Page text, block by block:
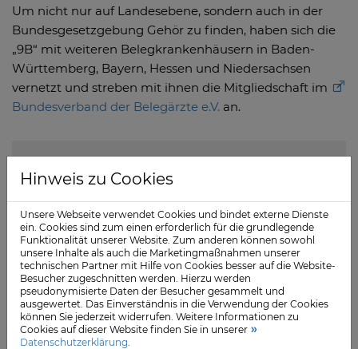
Um nicht nur auf Landesebene, sondern auch in der
Bundesgesetzgebung Gehör zu finden, haben sich die
„9B“ mit weiteren Belegkrankenhäusern in Baden-
Württemberg, Bayern, Hessen und Niedersachsen
vernetzt und streben mit ihnen die Mitgliedschaft im
Bundesverband der Belegärzte e.V. an.
Zum Anzeigen des externen Inhalts
benötigen wir Ihre
Einwilligung zum Setzen von Cookies
Hinweis zu Cookies
Unsere Webseite verwendet Cookies und bindet externe Dienste
ein. Cookies sind zum einen erforderlich für die grundlegende
Funktionalität unserer Website. Zum anderen können sowohl
unsere Inhalte als auch die Marketingmaßnahmen unserer
technischen Partner mit Hilfe von Cookies besser auf die Website-
Besucher zugeschnitten werden. Hierzu werden
pseudonymisierte Daten der Besucher gesammelt und
ausgewertet. Das Einverständnis in die Verwendung der Cookies
können Sie jederzeit widerrufen. Weitere Informationen zu
Cookies auf dieser Website finden Sie in unserer
Datenschutzerklärung